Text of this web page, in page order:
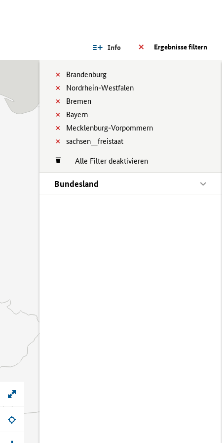
Ergebnisse filtern
Info
Brandenburg
Nordrhein-Westfalen
Bremen
Bayern
Mecklenburg-Vorpommern
sachsen__freistaat
Alle Filter deaktivieren
Bundesland